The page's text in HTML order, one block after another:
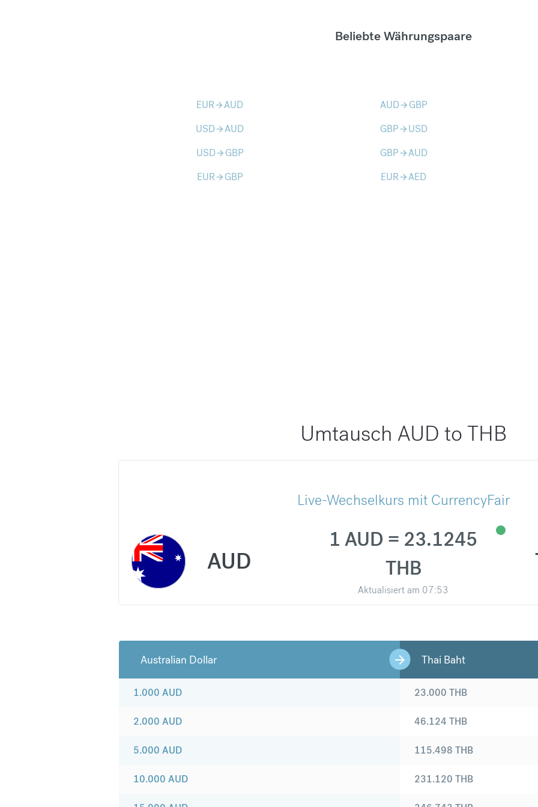
Beliebte Währungspaare
EURarrow_forwardAUD AUDarrow_forward GBP
USDarrow_forwardAUD GBParrow_forward USD
USDarrow_forward GBP GBParrow_forwardAUD
EURarrow_forward GBP EURarrow_forwardAED
Umtausch AUD to THB
Live-Wechselkurs mit CurrencyFair
AUD
1 AUD = 23.1245
THB
Aktualisiert am 07:53
Australian Dollar Thai Baht
1.000 AUD
2.000 AUD
5.000 AUD
10.000 AUD
23.000 THB
46.124 THB
115.498 THB
231.120 THB